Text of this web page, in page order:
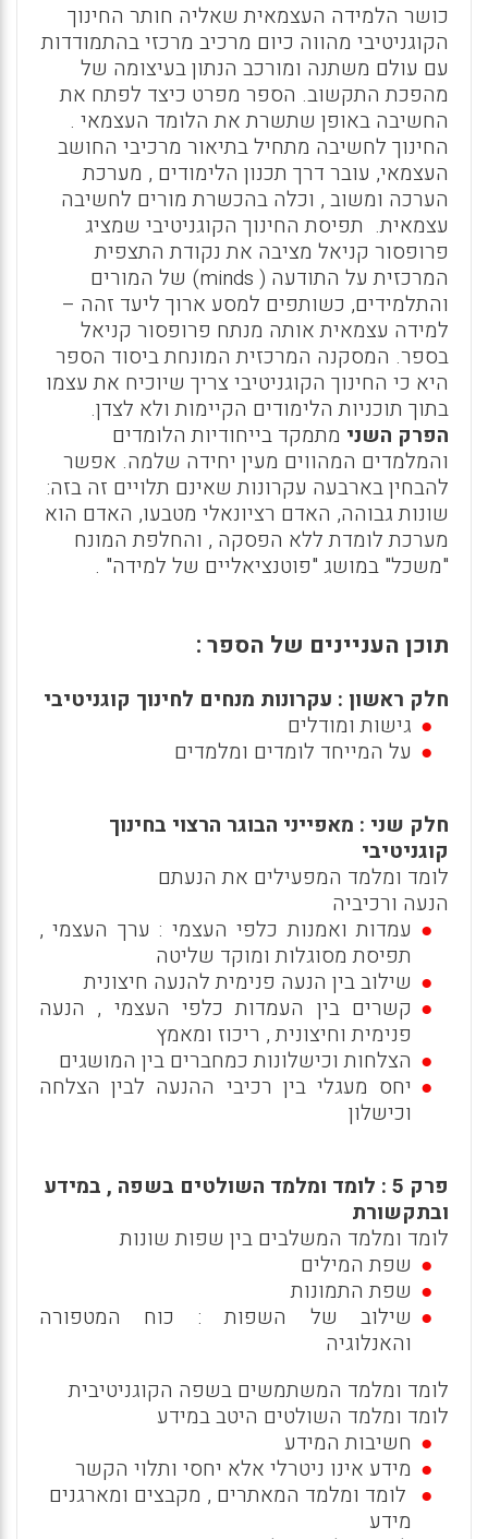
כושר הלמידה העצמאית שאליה חותר החינוך
הקוגניטיבי מהווה כיום מרכיב מרכזי בהתמודדות
עם עולם משתנה ומורכב הנתון בעיצומה של
מהפכת התקשוב. הספר מפרט כיצד לפתח את
החשיבה באופן שתשרת את הלומד העצמאי .
החינוך לחשיבה מתחיל בתיאור מרכיבי החושב
העצמאי, עובר דרך תכנון הלימודים , מערכת
הערכה ומשוב , וכלה בהכשרת מורים לחשיבה
עצמאית. תפיסת החינוך הקוגניטיבי שמציג
פרופסור קניאל מציבה את נקודת התצפית
המרכזית על התודעה ( minds) של המורים
והתלמידים, כשותפים למסע ארוך ליעד זהה –
למידה עצמאית אותה מנתח פרופסור קניאל
בספר. המסקנה המרכזית המונחת ביסוד הספר
היא כי החינוך הקוגניטיבי צריך שיוכיח את עצמו
בתוך תוכניות הלימודים הקיימות ולא לצדן.
הפרק השני מתמקד בייחודיות הלומדים
והמלמדים המהווים מעין יחידה שלמה. אפשר
להבחין בארבעה עקרונות שאינם תלויים זה בזה:
שונות גבוהה, האדם רציונאלי מטבעו, האדם הוא
מערכת לומדת ללא הפסקה , והחלפת המונח
"משכל" במושג "פוטנציאליים של למידה" .
תוכן העניינים של הספר :
חלק ראשון : עקרונות מנחים לחינוך קוגניטיבי
גישות ומודלים
על המייחד לומדים ומלמדים
חלק שני : מאפייני הבוגר הרצוי בחינוך
קוגניטיבי
לומד ומלמד המפעילים את הנעתם
הנעה ורכיביה
עמדות ואמנות כלפי העצמי : ערך העצמי ,
תפיסת מסוגלות ומוקד שליטה
שילוב בין הנעה פנימית להנעה חיצונית
קשרים בין העמדות כלפי העצמי , הנעה
פנימית וחיצונית , ריכוז ומאמץ
הצלחות וכישלונות כמחברים בין המושגים
יחס מעגלי בין רכיבי ההנעה לבין הצלחה
וכישלון
פרק 5 : לומד ומלמד השולטים בשפה , במידע
ובתקשורת
לומד ומלמד המשלבים בין שפות שונות
שפת המילים
שפת התמונות
שילוב של השפות : כוח המטפורה
והאנלוגיה
לומד ומלמד המשתמשים בשפה הקוגניטיבית
לומד ומלמד השולטים היטב במידע
חשיבות המידע
מידע אינו ניטרלי אלא יחסי ותלוי הקשר
לומד ומלמד המאתרים , מקבצים ומארגנים
מידע